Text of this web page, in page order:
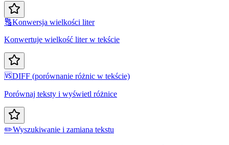
🔠Konwersja wielkości liter
Konwertuje wielkość liter w tekście
🆚DIFF (porównanie różnic w tekście)
Porównaj teksty i wyświetl różnice
✏️Wyszukiwanie i zamiana tekstu